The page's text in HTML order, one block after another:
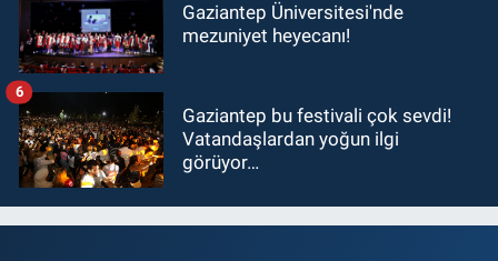
Gaziantep Üniversitesi'nde
mezuniyet heyecanı!
Gaziantep bu festivali çok sevdi!
Vatandaşlardan yoğun ilgi
görüyor…
6